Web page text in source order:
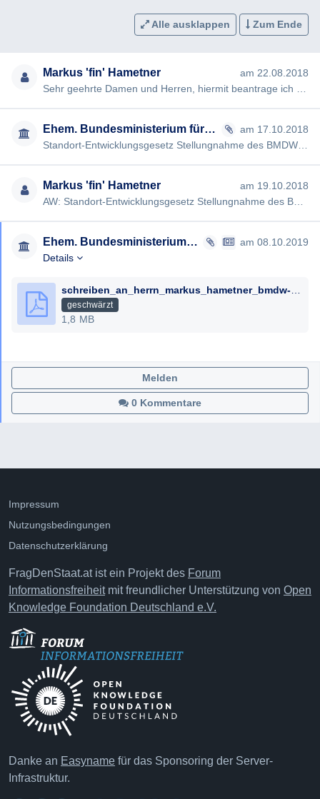
Alle ausklappen Zum Ende
Markus 'fin' Hametner
am 22.08.2018
Ehem. Bundesministerium für Digitalisierung und Wirtschaftsstandort
am 17.10.2018
Markus 'fin' Hametner
am 19.10.2018
Ehem. Bundesministerium für Digitalisierung und Wirtschaftsstandort
am 08.10.2019
Details
geschwärzt
1,8 MB
0 Kommentare
Melden
Impressum
Nutzungsbedingungen
Datenschutzerklärung
FragDenStaat.at ist ein Projekt des Forum
Informationsfreiheitmit freundlicher Unterstützung von Open
Knowledge Foundation Deutschland e.V.
Danke an Easyname für das Sponsoring der Server-
Infrastruktur.